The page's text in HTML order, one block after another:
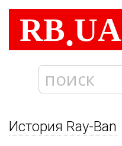
RB.UA
История Ray-Ban